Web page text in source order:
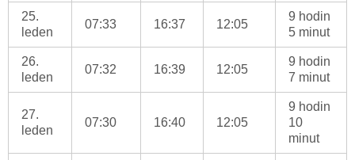
25.
leden
07:33 16:37 12:05
9 hodin
5 minut
26.
leden
07:32 16:39 12:05
9 hodin
7 minut
27.
leden
07:30 16:40 12:05
9 hodin
10
minut